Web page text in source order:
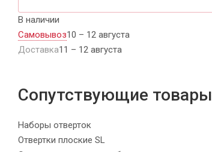
В наличии
Самовывоз10 – 12 августа
Доставка11 – 12 августа
Сопутствующие товары
Наборы отверток
Отвертки плоские SL